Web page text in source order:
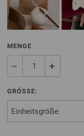
MENGE
GRÖSSE: